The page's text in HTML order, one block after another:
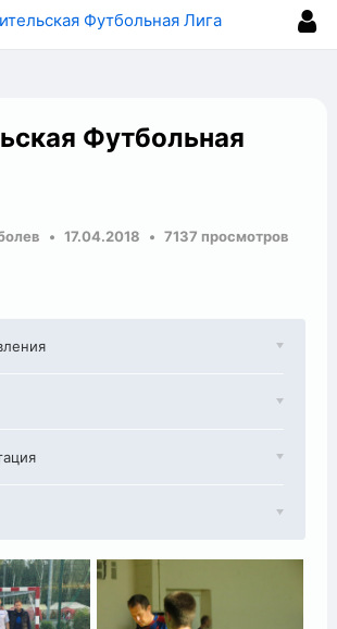
Футбольная Лига
Футбольная
17.04.2018 7137 просмотров